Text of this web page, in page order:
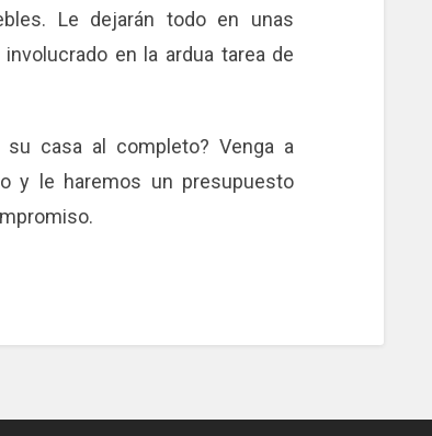
Le dejarán todo en unas
en la ardua tarea de
casa al completo? Venga a
y le haremos un presupuesto